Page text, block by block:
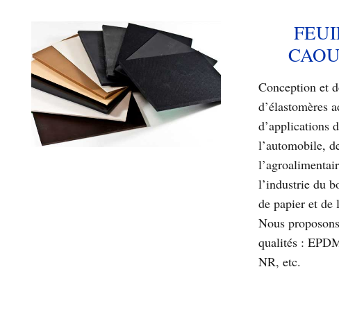
Conception et
d’élastomères
d’applications
l’automobile,
l’industrie du
de papier et de
Nous
qualités :
NR, etc.